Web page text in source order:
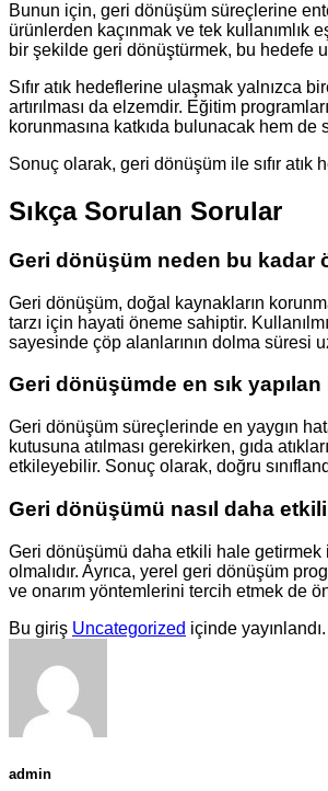
Bunun için, geri dönüşüm süreçlerine
ürünlerden kaçınmak ve tek kullanımlık
bir şekilde geri dönüştürmek, bu hedefe
Sıfır atık hedeflerine ulaşmak yalnızca
artırılması da elzemdir. Eğitim
korunmasına katkıda bulunacak hem
Sonuç olarak, geri dönüşüm ile sıfır
Sıkça Sorulan Sorular
Geri dönüşüm neden bu kadar
Geri dönüşüm, doğal kaynakların
tarzı için hayati öneme sahiptir.
sayesinde çöp alanlarının dolma süresi
Geri dönüşümde en sık
Geri dönüşüm süreçlerinde en yaygın
kutusuna atılması gerekirken, gıda
etkileyebilir. Sonuç olarak, doğru
Geri dönüşümü nasıl daha
Geri dönüşümü daha etkili hale getirmek
olmalıdır. Ayrıca, yerel geri dönüşüm
ve onarım yöntemlerini tercih etmek de
Bu giriş Uncategorized içinde yayınlandı.
admin